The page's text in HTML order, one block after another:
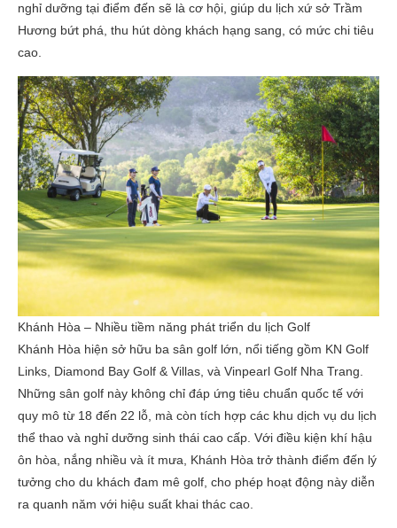
nghỉ dưỡng tại điểm đến sẽ là cơ hội, giúp du lịch xứ sở Trầm
Hương bứt phá, thu hút dòng khách hạng sang, có mức chi tiêu
cao.
Khánh Hòa – Nhiều tiềm năng phát triển du lịch Golf
Khánh Hòa hiện sở hữu ba sân golf lớn, nổi tiếng gồm KN Golf
Links, Diamond Bay Golf & Villas, và Vinpearl Golf Nha Trang.
Những sân golf này không chỉ đáp ứng tiêu chuẩn quốc tế với
quy mô từ 18 đến 22 lỗ, mà còn tích hợp các khu dịch vụ du lịch
thể thao và nghỉ dưỡng sinh thái cao cấp. Với điều kiện khí hậu
ôn hòa, nắng nhiều và ít mưa, Khánh Hòa trở thành điểm đến lý
tưởng cho du khách đam mê golf, cho phép hoạt động này diễn
ra quanh năm với hiệu suất khai thác cao.